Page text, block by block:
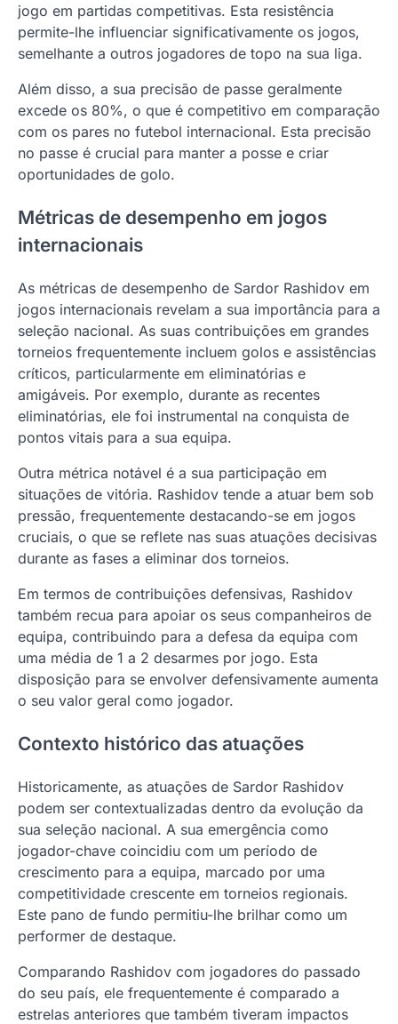
jogo em partidas competitivas. Esta resistência
permite-lhe influenciar significativamente os jogos,
semelhante a outros jogadores de topo na sua liga.
Além disso, a sua precisão de passe geralmente
excede os 80%, o que é competitivo em comparação
com os pares no futebol internacional. Esta precisão
no passe é crucial para manter a posse e criar
oportunidades de golo.
Métricas de desempenho em jogos
internacionais
As métricas de desempenho de Sardor Rashidov em
jogos internacionais revelam a sua importância para a
seleção nacional. As suas contribuições em grandes
torneios frequentemente incluem golos e assistências
críticos, particularmente em eliminatórias e
amigáveis. Por exemplo, durante as recentes
eliminatórias, ele foi instrumental na conquista de
pontos vitais para a sua equipa.
Outra métrica notável é a sua participação em
situações de vitória. Rashidov tende a atuar bem sob
pressão, frequentemente destacando-se em jogos
cruciais, o que se reflete nas suas atuações decisivas
durante as fases a eliminar dos torneios.
Em termos de contribuições defensivas, Rashidov
também recua para apoiar os seus companheiros de
equipa, contribuindo para a defesa da equipa com
uma média de 1 a 2 desarmes por jogo. Esta
disposição para se envolver defensivamente aumenta
o seu valor geral como jogador.
Contexto histórico das atuações
Historicamente, as atuações de Sardor Rashidov
podem ser contextualizadas dentro da evolução da
sua seleção nacional. A sua emergência como
jogador-chave coincidiu com um período de
crescimento para a equipa, marcado por uma
competitividade crescente em torneios regionais.
Este pano de fundo permitiu-lhe brilhar como um
performer de destaque.
Comparando Rashidov com jogadores do passado
do seu país, ele frequentemente é comparado a
estrelas anteriores que também tiveram impactos